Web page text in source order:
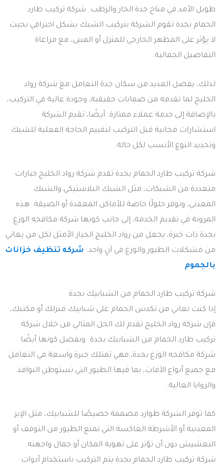
طويل الأمد في مناخ جدة الحار والرطب. شركة تركيب طارد
الحمام بجدة تقوم الشركة بتركيب الشبك بشكل احترافي بحيث
لا يؤثر على المظهر الخارجي للمنزل أو المبنى، مع مراعاة
التفاصيل الجمالية.
لذلك، يفضل العديد من سكان جدة التعامل مع شركة رواد
الخليج لما تقدمه من ضمانات حقيقية، وجودة عالية في التركيب،
بالإضافة إلى خدمة عملاء ممتازة. أيـضًا، تقدم الشركة
استشارات مجانية قبل التركيب لتقييم الحاجة الفعلية للشبك
وتحديد النوع الأنسب لكل حالة.
شركة تركيب طارد الحمام بجدة تقدم شركة رواد الخليج خيارات
متعددة من الشبكات، مثل الشبك البلاستيكي والشبك
المعدني، وتوفر حلولًا خاصة للأماكن المعقدة أو الضيقة. هذه
المرونة في تقديم الخدمة، إلى جانب كونها شركة مكافحه الوزغ
بجدة ذات خبرة، يجعل من رواد الخليج الخيار الأمثل لكل من يعاني
من مشكلات الطيور والوزغ في آنٍ واحد. شركه تنظيف خزانات
بالجموم
شركة تركيب طارد الحمام من الشبابيك بجدة
إذا كنت تعاني من تكدس الحمام على شبابيك منزلك أو مكتبك،
فإن شركة رواد الخليج تقدم لك الحل المثالي من خلال شركة
تركيب طارد الحمام من الشبابيك بجدة. وبفضل كونها أيضًا
شركة مكافحه الوزغ بجدة، فهي تمتلك خبرة واسعة في التعامل
مع جميع أنواع الآفات، بما فيها الطيور التي تستوطن النوافذ
والزوايا العالية.
كما توفر الشركة طوارد مصممة خصيصًا للشبابيك، مثل الإبر
المعدنية أو الأشرطة العاكسة التي تمنع الطيور من التوقف أو
التعشيش دون أن تؤثر على تهوية المكان أو جمال واجهته.
شركة تركيب طارد الحمام بجدة يتم التركيب باستخدام أدوات